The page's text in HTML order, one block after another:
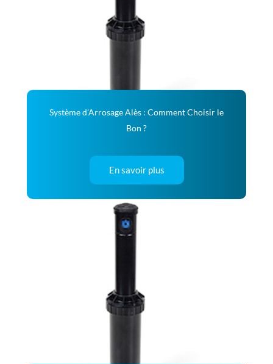
Système d’Arrosage Alès : Comment Choisir le
Bon ?
En savoir plus